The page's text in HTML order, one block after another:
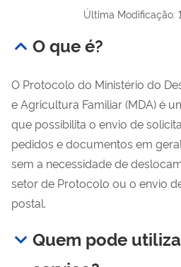
Última Modificação:
O que é?
O Protocolo do Ministério do
e Agricultura Familiar (MDA) é
que possibilita o envio de
pedidos e documentos em
sem a necessidade de
setor de Protocolo ou o envio
postal.
Quem pode